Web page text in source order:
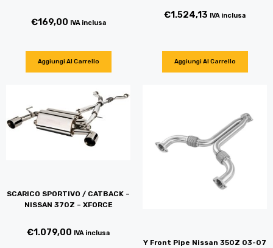
€169,00 IVA inclusa
Aggiungi Al Carrello
€1.524,13 IVA inclusa
Aggiungi Al Carrello
SCARICO SPORTIVO / CATBACK –
NISSAN 370Z – XFORCE
€1.079,00 IVA inclusa
Y Front Pipe Nissan 350Z 03-07